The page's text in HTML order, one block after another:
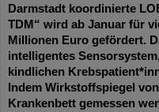
Darmstadt koordinierte
TDM“ wird ab Januar für
Millionen Euro gefördert.
intelligentes
kindlichen
Indem Wirkstoffspiegel
Krankenbett gemessen